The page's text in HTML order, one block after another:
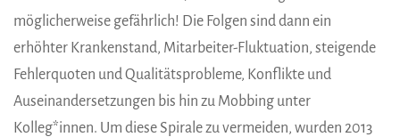
möglicherweise gefährlich! Die Folgen sind dann ein
erhöhter Krankenstand, Mitarbeiter-Fluktuation, steigende
Fehlerquoten und Qualitätsprobleme, Konflikte und
Auseinandersetzungen bis hin zu Mobbing unter
Kolleg*innen. Um diese Spirale zu vermeiden, wurden 2013